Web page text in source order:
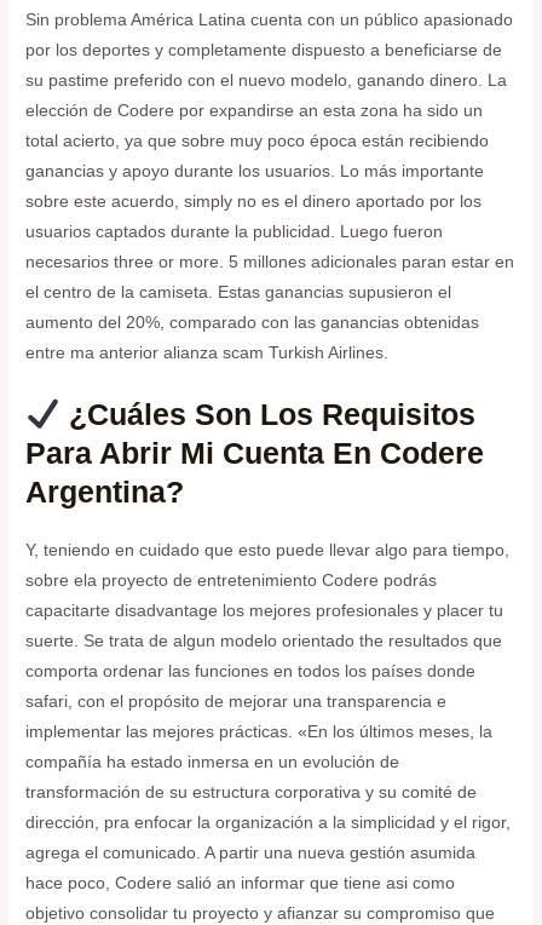
Sin problema América Latina cuenta con un público apasionado
por los deportes y completamente dispuesto a beneficiarse de
su pastime preferido con el nuevo modelo, ganando dinero. La
elección de Codere por expandirse an esta zona ha sido un
total acierto, ya que sobre muy poco época están recibiendo
ganancias y apoyo durante los usuarios. Lo más importante
sobre este acuerdo, simply no es el dinero aportado por los
usuarios captados durante la publicidad. Luego fueron
necesarios three or more. 5 millones adicionales paran estar en
el centro de la camiseta. Estas ganancias supusieron el
aumento del 20%, comparado con las ganancias obtenidas
entre ma anterior alianza scam Turkish Airlines.
¿cuáles Son Los Requisitos
Para Abrir Mi Cuenta En Codere
Argentina?
Y, teniendo en cuidado que esto puede llevar algo para tiempo,
sobre ela proyecto de entretenimiento Codere podrás
capacitarte disadvantage los mejores profesionales y placer tu
suerte. Se trata de algun modelo orientado the resultados que
comporta ordenar las funciones en todos los países donde
safari, con el propósito de mejorar una transparencia e
implementar las mejores prácticas. «En los últimos meses, la
compañía ha estado inmersa en un evolución de
transformación de su estructura corporativa y su comité de
dirección, pra enfocar la organización a la simplicidad y el rigor,
agrega el comunicado. A partir una nueva gestión asumida
hace poco, Codere salió an informar que tiene asi como
objetivo consolidar tu proyecto y afianzar su compromiso que